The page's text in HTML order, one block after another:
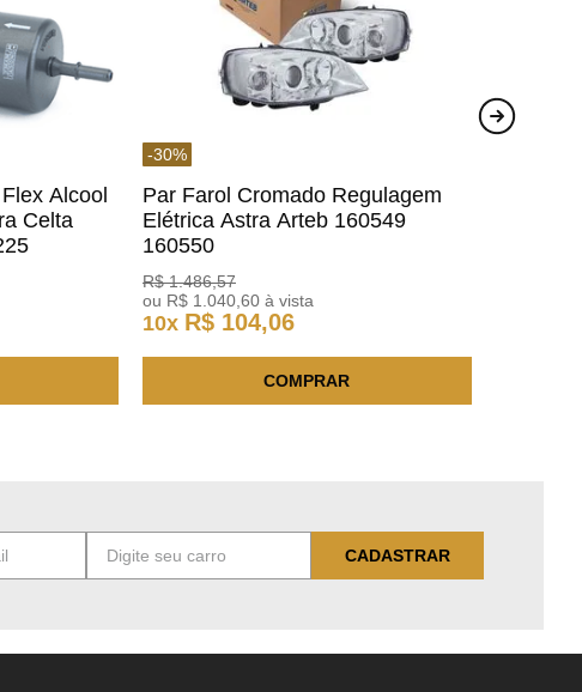
Alcool
Celta
-30%
Par Farol Cromado Regulagem
Elétrica Astra Arteb 160549
160550
R$ 1.486,57
ou R$ 1 .040 ,60 à vista
10x R$ 104,06
COMPRAR
CADASTRAR